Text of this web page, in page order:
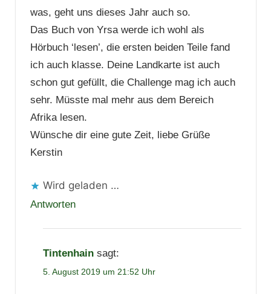
was, geht uns dieses Jahr auch so.
Das Buch von Yrsa werde ich wohl als
Hörbuch ‘lesen’, die ersten beiden Teile fand
ich auch klasse. Deine Landkarte ist auch
schon gut gefüllt, die Challenge mag ich auch
sehr. Müsste mal mehr aus dem Bereich
Afrika lesen.
Wünsche dir eine gute Zeit, liebe Grüße
Kerstin
Wird geladen …
Antworten
Tintenhain sagt:
5. August 2019 um 21:52 Uhr